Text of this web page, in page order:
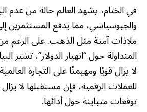
في الختام، يشهد العالم حالة من عدم
والجيوسياسي، مما يدفع المستثمرين
ملاذات آمنة مثل الذهب. على الرغم
المتداولة حول “انهيار الدولار”، تشير
لا يزال قويًا ومهيمنًا على التجارة
للعملات الرقمية، فإن مستقبلها لا
توقعات متباينة حول أدائها.